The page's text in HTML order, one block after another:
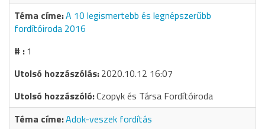
A 10 legismertebb és legnépszerűbb
fordítóiroda 2016
1
2020.10.12 16:07
Czopyk és Társa Fordítóiroda
Adok-veszek fordítás